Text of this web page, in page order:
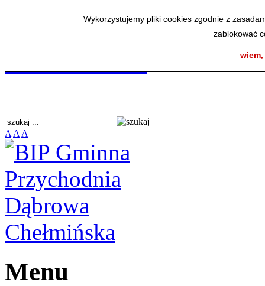
Wykorzystujemy pliki cookies zgodnie z
zablokować
BIP Gminna
A A A
Menu